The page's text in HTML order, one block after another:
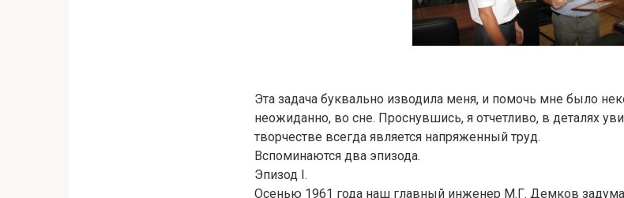
Эта задача буквально изводила меня, и помочь мне было
неожиданно, во сне. Проснувшись, я отчетливо, в деталях
творчестве всегда является напряженный труд.
Вспоминаются два эпизода.
Эпизод I.
Осенью 1961 года наш главный инженер М.Г. Демков